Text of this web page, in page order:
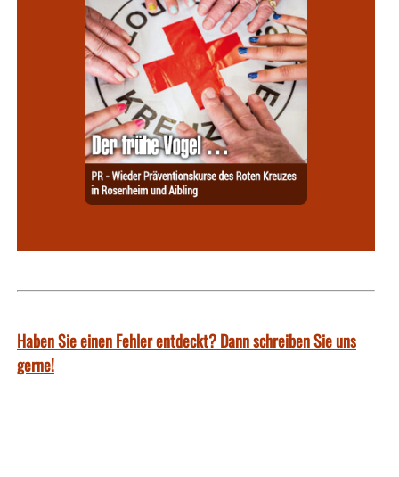
Haben Sie einen Fehler entdeckt? Dann schreiben Sie uns
gerne!